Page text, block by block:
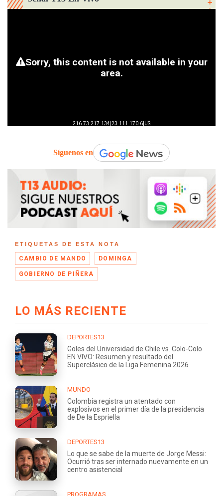
Síguenos en
ETIQUETAS DE ESTA NOTA
CAMBIO DE MANDO DOMINGA
GOBIERNO DE PIÑERA
LO MÁS RECIENTE
DEPORTES13
Goles del Universidad de Chile vs. Colo-Colo
EN VIVO: Resumen y resultado del
Superclásico de la Liga Femenina 2026
MUNDO
Colombia registra un atentado con
explosivos en el primer día de la presidencia
de De la Espriella
DEPORTES13
Lo que se sabe de la muerte de Jorge Messi:
Ocurrió tras ser internado nuevamente en un
centro asistencial
PROGRAMAS